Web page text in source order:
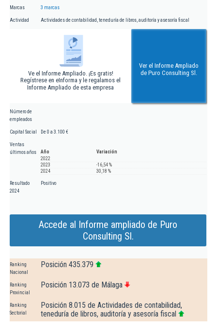
Marcas 3 marcas
Actividad Actividades de contabilidad, teneduría de libros, auditoría y asesoría fiscal
Ve el Informe Ampliado. ¡Es gratis!
Regístrese en eInforma y le regalamos el
Informe Ampliado de esta empresa
Ver el Informe Ampliado
de Puro Consulting Sl.
Número de
empleados
Capital Social De 0 a 3.100 €
Ventas
últimos años
Año
Variación
2022
2023
-16,54 %
2024
30,18 %
Resultado
2024
Positivo
Accede al Informe ampliado de Puro
Consulting Sl.
Ranking
Nacional
Posición 435.379
Ranking
Provincial
Posición 13.073 de Málaga
Ranking
Sectorial
Posición 8.015 de Actividades de contabilidad,
teneduría de libros, auditoría y asesoría fiscal